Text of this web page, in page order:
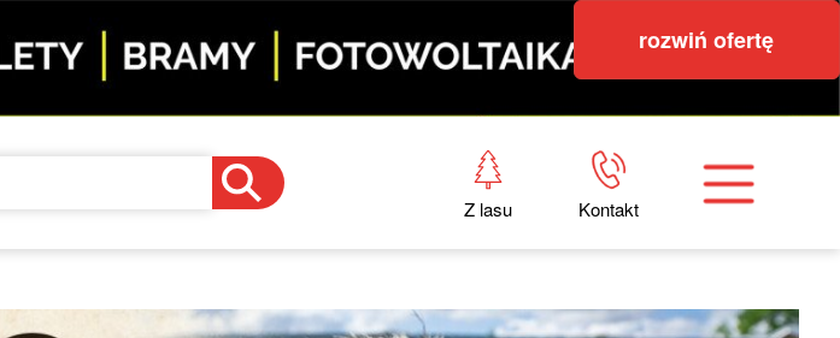
rozwiń ofertę
Z lasu Kontakt